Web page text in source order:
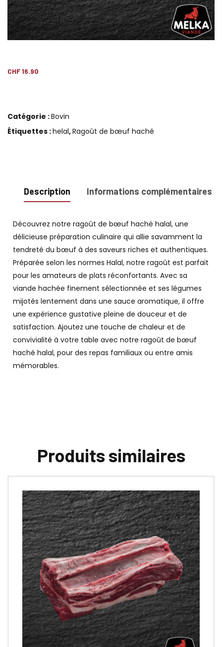
CHF16.90
Catégorie :Bovin
Étiquettes :helal,Ragoût de bœuf haché
Description Informations complémentaires
Découvrez notre ragoût de bœuf haché halal, une
délicieuse préparation culinaire qui allie savamment la
tendreté du bœuf à des saveurs riches et authentiques.
Préparée selon les normes Halal, notre ragoût est parfait
pour les amateurs de plats réconfortants. Avec sa
viande hachée finement sélectionnée et ses légumes
mijotés lentement dans une sauce aromatique, il offre
une expérience gustative pleine de douceur et de
satisfaction. Ajoutez une touche de chaleur et de
convivialité à votre table avec notre ragoût de bœuf
haché halal, pour des repas familiaux ou entre amis
mémorables.
Produits similaires